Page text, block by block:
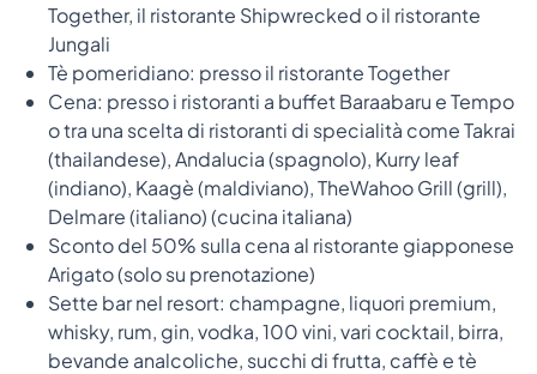
Together, il ristorante Shipwrecked o il ristorante
Jungali
Tè pomeridiano: presso il ristorante Together
Cena: presso i ristoranti a buffet Baraabaru e Tempo
o tra una scelta di ristoranti di specialità come Takrai
(thailandese), Andalucia (spagnolo), Kurry leaf
(indiano), Kaagè (maldiviano), TheWahoo Grill (grill),
Delmare (italiano) (cucina italiana)
Sconto del 50% sulla cena al ristorante giapponese
Arigato (solo su prenotazione)
Sette bar nel resort: champagne, liquori premium,
whisky, rum, gin, vodka, 100 vini, vari cocktail, birra,
bevande analcoliche, succhi di frutta, caffè e tè